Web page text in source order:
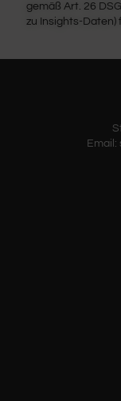
gemäß Art. 26
zu Insights-Daten)